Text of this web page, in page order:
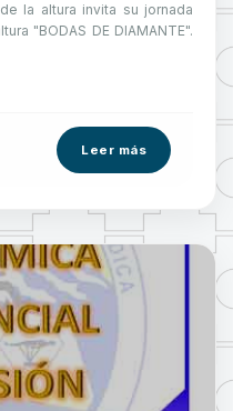
la altura invita su jornada
"BODAS DE DIAMANTE".
Leer más